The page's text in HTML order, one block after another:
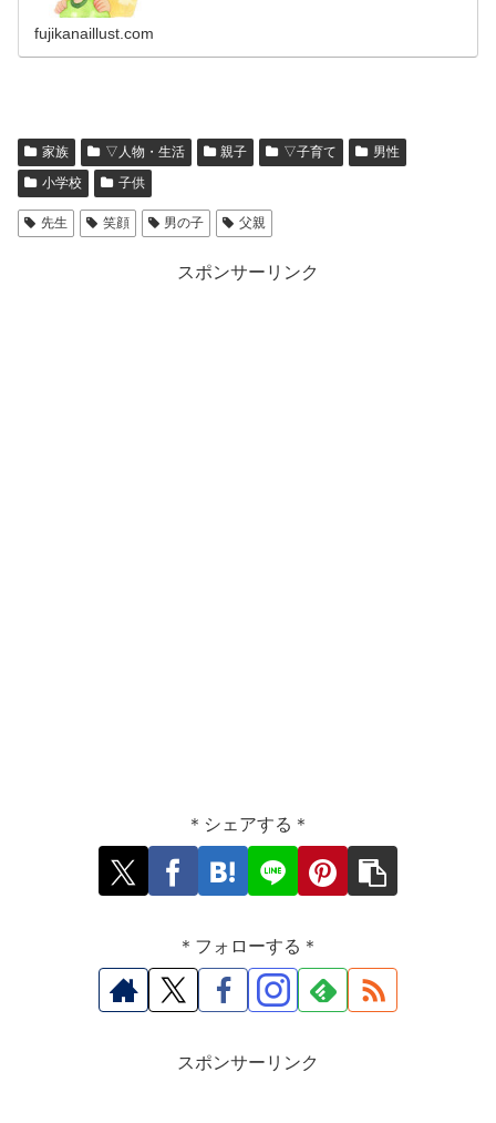
fujikanaillust.com
家族 ▽人物・生活 親子 ▽子育て
男性
小学校
子供
先生 笑顔 男の子 父親
スポンサーリンク
＊シェアする＊
＊フォローする＊
スポンサーリンク